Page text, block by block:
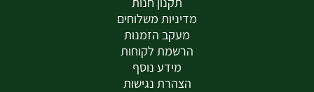
מדיניות משלוחים
מעקב הזמנות
הרשמת לקוחות
מידע נוסף
הצהרת נגישות